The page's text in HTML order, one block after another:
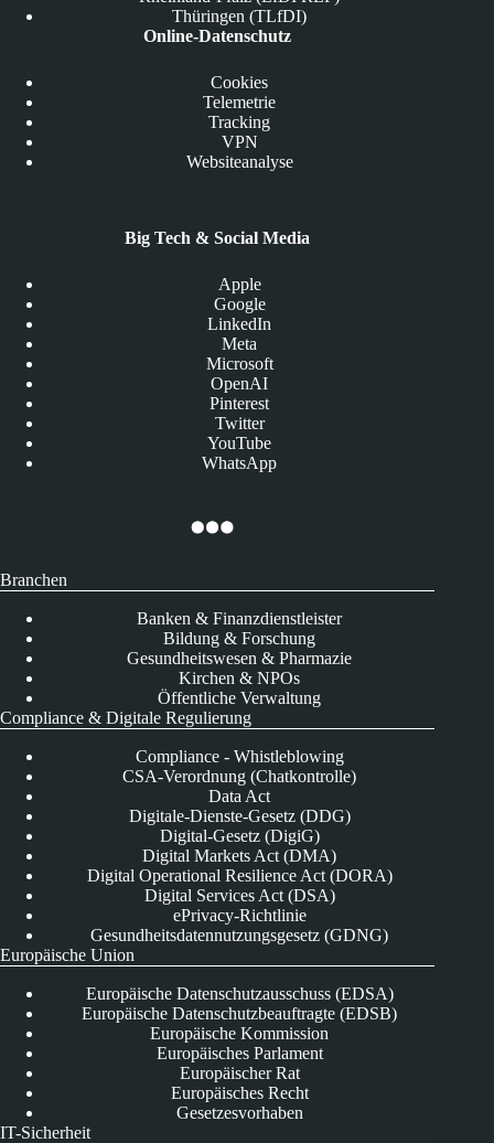
Thüringen (TLfDI)
Online-Datenschutz
Cookies
Telemetrie
Tracking
VPN
Websiteanalyse
Big Tech & Social Media
Apple
Google
LinkedIn
Meta
Microsoft
OpenAI
Pinterest
Twitter
YouTube
WhatsApp
Branchen
Banken & Finanzdienstleister
Bildung & Forschung
Gesundheitswesen & Pharmazie
Kirchen & NPOs
Öffentliche Verwaltung
Compliance & Digitale Regulierung
Compliance - Whistleblowing
CSA-Verordnung (Chatkontrolle)
Data Act
Digitale-Dienste-Gesetz (DDG)
Digital-Gesetz (DigiG)
Digital Markets Act (DMA)
Digital Operational Resilience Act (DORA)
Digital Services Act (DSA)
ePrivacy-Richtlinie
Gesundheitsdatennutzungsgesetz (GDNG)
Europäische Union
Europäische Datenschutzausschuss (EDSA)
Europäische Datenschutzbeauftragte (EDSB)
Europäische Kommission
Europäisches Parlament
Europäischer Rat
Europäisches Recht
Gesetzesvorhaben
IT-Sicherheit